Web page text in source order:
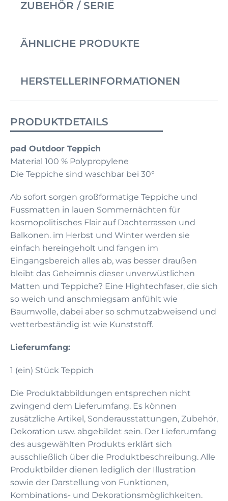
ZUBEHÖR / SERIE
ÄHNLICHE PRODUKTE
HERSTELLERINFORMATIONEN
PRODUKTDETAILS
pad Outdoor Teppich
Material 100 % Polypropylene
Die Teppiche sind waschbar bei 30°
Ab sofort sorgen großformatige Teppiche und
Fussmatten in lauen Sommernächten für
kosmopolitisches Flair auf Dachterrassen und
Balkonen. im Herbst und Winter werden sie
einfach hereingeholt und fangen im
Eingangsbereich alles ab, was besser draußen
bleibt das Geheimnis dieser unverwüstlichen
Matten und Teppiche? Eine Hightechfaser, die sich
so weich und anschmiegsam anfühlt wie
Baumwolle, dabei aber so schmutzabweisend und
wetterbeständig ist wie Kunststoff.
Lieferumfang:
1 (ein) Stück Teppich
Die Produktabbildungen entsprechen nicht
zwingend dem Lieferumfang. Es können
zusätzliche Artikel, Sonderausstattungen, Zubehör,
Dekoration usw. abgebildet sein. Der Lieferumfang
des ausgewählten Produkts erklärt sich
ausschließlich über die Produktbeschreibung. Alle
Produktbilder dienen lediglich der Illustration
sowie der Darstellung von Funktionen,
Kombinations- und Dekorationsmöglichkeiten.